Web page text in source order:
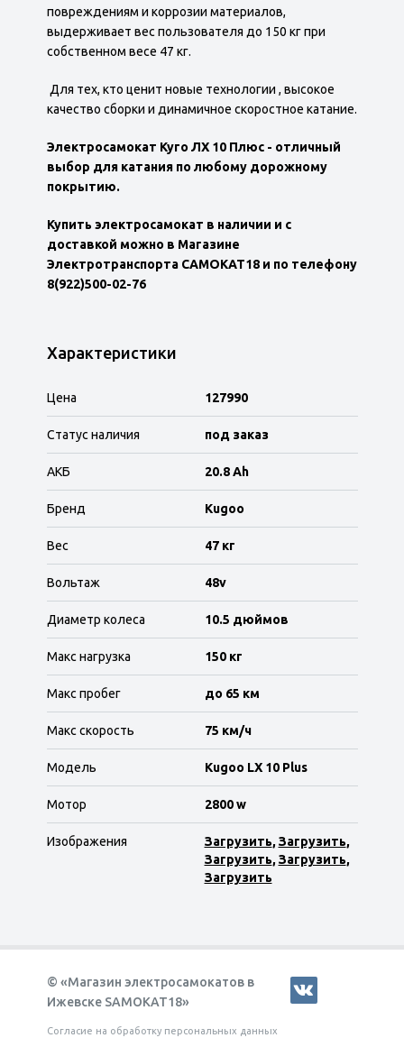
повреждениям и коррозии материалов,
выдерживает вес пользователя до 150 кг при
собственном весе 47 кг.
Для тех, кто ценит новые технологии , высокое
качество сборки и динамичное скоростное катание.
Электросамокат Куго ЛХ 10 Плюс - отличный
выбор для катания по любому дорожному
покрытию.
Купить электросамокат в наличии и с
доставкой можно в Магазине
Электротранспорта САМОКАТ18 и по телефону
8(922)500-02-76
Характеристики
Цена 127990
Статус наличия под заказ
АКБ 20.8 Ah
Бренд Kugoo
Вес 47 кг
Вольтаж 48v
Диаметр колеса 10.5 дюймов
Макс нагрузка 150 кг
Макс пробег до 65 км
Макс скорость 75 км/ч
Модель Kugoo LX 10 Plus
Мотор 2800 w
Изображения Загрузить,Загрузить,
Загрузить,Загрузить,
Загрузить
© «Магазин электросамокатов в
Ижевске SAMOKAT18»
Согласие на обработку персональных данных